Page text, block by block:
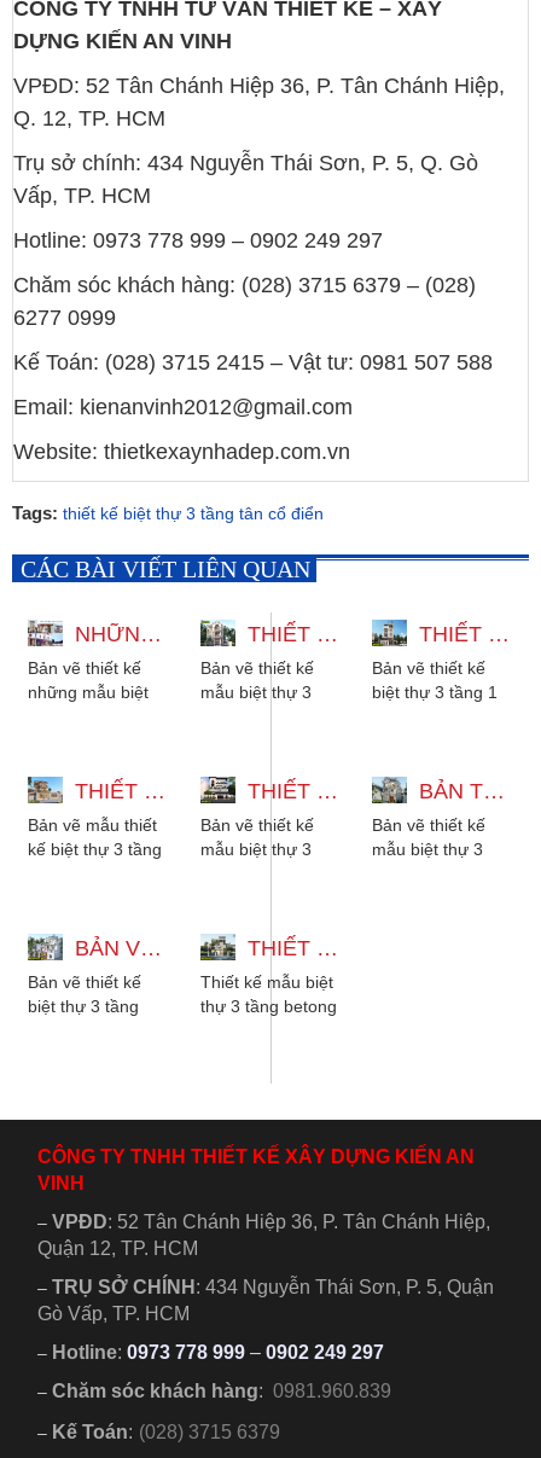
CÔNG TY TNHH TƯ VẤN THIẾT KẾ – XÂY
DỰNG KIẾN AN VINH
VPĐD: 52 Tân Chánh Hiệp 36, P. Tân Chánh Hiệp,
Q. 12, TP. HCM
Trụ sở chính: 434 Nguyễn Thái Sơn, P. 5, Q. Gò
Vấp, TP. HCM
Hotline: 0973 778 999 – 0902 249 297
Chăm sóc khách hàng: (028) 3715 6379 – (028)
6277 0999
Kế Toán: (028) 3715 2415 – Vật tư: 0981 507 588
Email: kienanvinh2012@gmail.com
Website: thietkexaynhadep.com.vn
Tags: thiết kế biệt thự 3 tầng tân cổ điển
CÁC BÀI VIẾT LIÊN QUAN
NHỮNG MẪU BIỆT THỰ 3 TẦNG ĐẸP ĐA DẠNG PHONG CÁCH
Bản vẽ thiết kế
những mẫu biệt
THIẾT KẾ MẪU BIỆT THỰ 3 TẦNG CÓ THANG MÁY 12X22M
Bản vẽ thiết kế
mẫu biệt thự 3
phong cách tân...
THIẾT KẾ BIỆT THỰ 3 TẦNG 1 TUM HIỆN ĐẠI CÓ THANG MÁY VÀ HẦM
Bản vẽ thiết kế
biệt thự 3 tầng 1
với...
THIẾT KẾ BIỆT THỰ 3 TẦNG 2 MẶT TIỀN - 5 PHÒNG NGỦ MÁI NHẬT
Bản vẽ mẫu thiết
kế biệt thự 3 tầng
đình...
THIẾT KẾ MẪU BIỆT THỰ 3 TẦNG 15X27M CÓ HẦM XE VÀ THANG MÁY
Bản vẽ thiết kế
mẫu biệt thự 3
phù hợp...
BẢN THIẾT KẾ MẪU BIỆT THỰ 3 TẦNG TÂN CỔ ĐIỂN ĐẸP KÈM NỘI THẤT
Bản vẽ thiết kế
mẫu biệt thự 3
BẢN VẼ THIẾT KẾ BIỆT THỰ 3 TẦNG MÁI NHẬT TÂN CỔ ĐIỂN 3 PHÒNG NGỦ
Bản vẽ thiết kế
biệt thự 3 tầng
THIẾT KẾ MẪU BIỆT THỰ 3 TẦNG BETONG HIỆN ĐẠI CÓ HỒ BƠI
Thiết kế mẫu biệt
thự 3 tầng betong
CÔNG TY TNHH THIẾT KẾ XÂY DỰNG KIẾN AN
VINH
–VPĐD: 52 Tân Chánh Hiệp 36, P. Tân Chánh Hiệp,
Quận 12, TP. HCM
– TRỤ SỞ CHÍNH :434 Nguyễn Thái Sơn, P. 5, Quận
Gò Vấp, TP. HCM
– Hotline: 0973 778 999 –0902 249 297
– Chăm sóc khách hàng: 0981.960.839
– Kế Toán: (028) 3715 6379